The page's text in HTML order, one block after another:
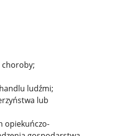
choroby;
ludźmi;
lub
opiekuńczo-